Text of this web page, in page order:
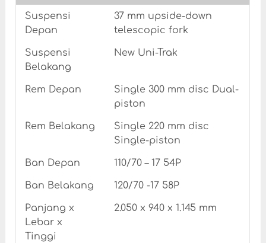
Suspensi
Depan
37 mm upside-down
telescopic fork
Suspensi
Belakang
New Uni-Trak
Rem Depan
Single 300 mm disc Dual-
piston
Rem Belakang
Single 220 mm disc
Single-piston
Ban Depan 110/70 – 17 54P
Ban Belakang 120/70 -17 58P
Panjang x
Lebar x
Tinggi
2.050 x 940 x 1.145 mm